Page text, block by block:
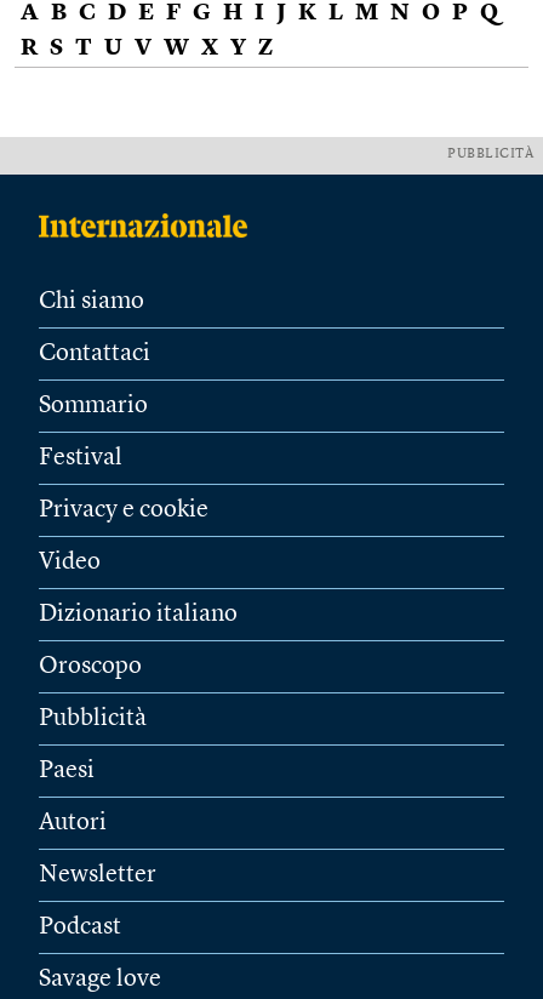
A B C D E F G H I J K L M N O P Q
R S T U V W X Y Z
PUBBLICITÀ
Chi siamo
Contattaci
Sommario
Festival
Privacy e cookie
Video
Dizionario italiano
Oroscopo
Pubblicità
Paesi
Autori
Newsletter
Podcast
Savage love